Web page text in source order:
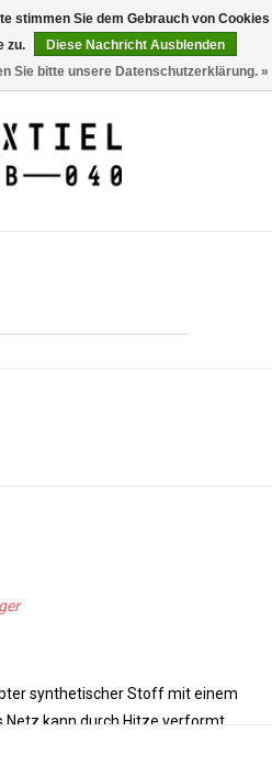
0 Artikel - €0,00
synthetischer Stoff mit einem
Netz kann durch Hitze verformt
stimmen Sie dem Gebrauch von Cookies
zu.
Diese Nachricht Ausblenden
Sie bitte unsere Datenschutzerklärung. »